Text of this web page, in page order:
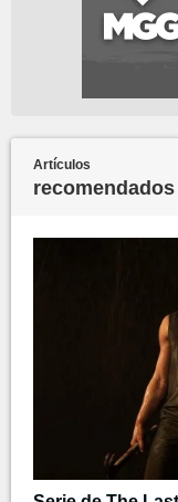
Artículos
recomendados